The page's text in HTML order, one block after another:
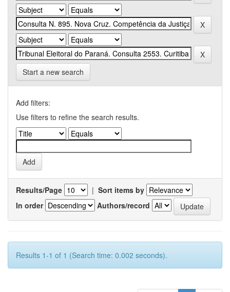
Start a new search
Add filters:
Use filters to refine the search results.
Results/Page | Sort items by
In order
Authors/record
Results 1-1 of 1 (Search time: 0.002 seconds).